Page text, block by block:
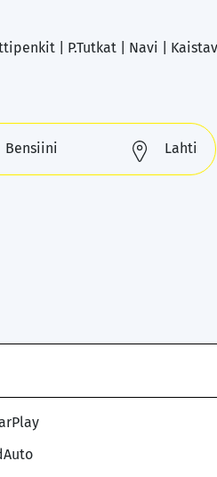
| P.Tutkat | Navi |
Bensiini
Lahti